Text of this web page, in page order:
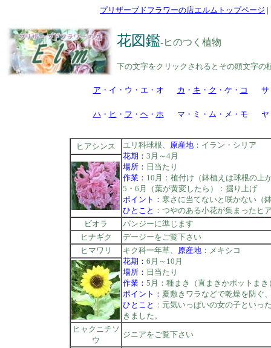
プリザーブドフラワーの店エルムトップページ
花図鑑-ヒのつく植物
下の文字をクリックされるとその頭文字の
ア ・イ・ウ・エ・オ カ ・ キ ・ ク ・ケ・ コ サ
ハ ・ ヒ ・ フ ・ ヘ・ ホ マ・ミ・ム・メ・モ
ヒアシンス ユリ科球根、 原産地 ：イラン・シリア
花期： 3月～4月
場所： 日当たり
作業： 10月：植付け（鉢植えは球根の上
5・6月（葉が黄変したら）：掘り上げ
ポイント： 寒さに当てないと咲かない（
ひとこと ：つやのある小花が集まったヒ
ビオラ
パンジーに準じます
ヒナギク
デージーをご覧下さい
ヒマワリ
キク科一年草、 原産地 ：メキシコ
花期： 6月～10月
場所： 日当たり
作業： 5月：種まき（直まきかポットま
ポイント： 夏敷きワラなどで乾燥を防ぐ
ひとこと ：元気いっぱいの女の子といっ
きました。
ヒャクニチソ
ウ
ジニアをご覧下さい